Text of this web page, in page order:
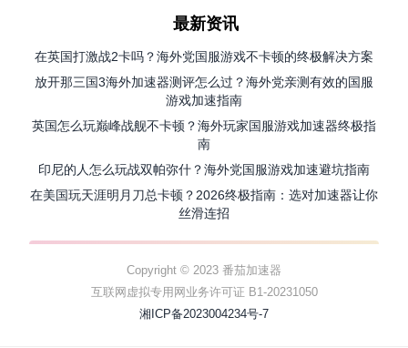
最新资讯
在英国打激战2卡吗？海外党国服游戏不卡顿的终极解决方案
放开那三国3海外加速器测评怎么过？海外党亲测有效的国服
游戏加速指南
英国怎么玩巅峰战舰不卡顿？海外玩家国服游戏加速器终极指
南
印尼的人怎么玩战双帕弥什？海外党国服游戏加速避坑指南
在美国玩天涯明月刀总卡顿？2026终极指南：选对加速器让你
丝滑连招
Copyright © 2023 番茄加速器
互联网虚拟专用网业务许可证 B1-20231050
湘ICP备2023004234号-7